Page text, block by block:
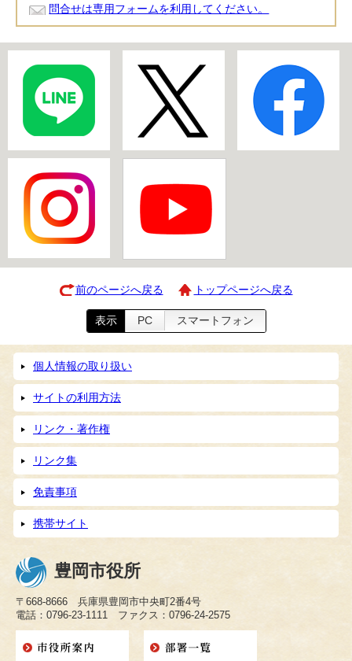
問合せは専用フォームを利用してください。
前のページへ戻る トップページへ戻る
表示 PC スマートフォン
個人情報の取り扱い
サイトの利用方法
リンク・著作権
リンク集
免責事項
携帯サイト
豊岡市役所
〒668-8666 兵庫県豊岡市中央町2番4号
電話：0796-23-1111 ファクス：0796-24-2575